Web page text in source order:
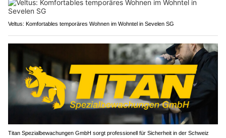
Veltus: Komfortables temporäres Wohnen im Wohntel in Sevelen SG
Titan Spezialbewachungen GmbH sorgt professionell für Sicherheit in der Schweiz